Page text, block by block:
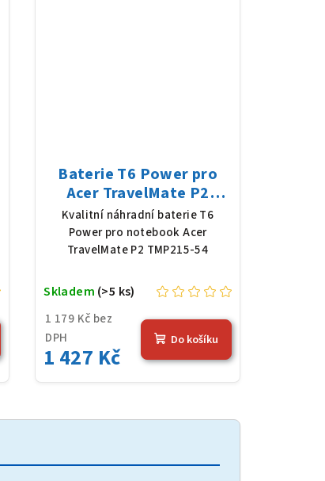
Baterie T6 Power pro
Acer TravelMate P2
TMP215-54, Li-Poly,
11,61 V, 4683 mAh (54,36
Wh), černá
Kvalitní náhradní baterie T6
Power pro notebook Acer
TravelMate P2 TMP215-54
1 179 Kč bez
DPH
1 427 Kč
Skladem (>5 ks)
Do košíku